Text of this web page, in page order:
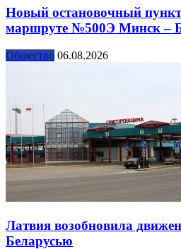
Новый остановочный
маршруте №500Э Минск –
Общество 06.08.2026
Латвия возобновила
Беларусью